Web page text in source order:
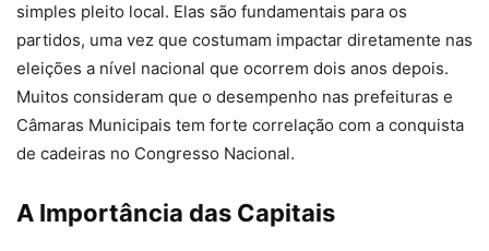
simples pleito local. Elas são fundamentais para os
partidos, uma vez que costumam impactar diretamente nas
eleições a nível nacional que ocorrem dois anos depois.
Muitos consideram que o desempenho nas prefeituras e
Câmaras Municipais tem forte correlação com a conquista
de cadeiras no Congresso Nacional.
A Importância das Capitais